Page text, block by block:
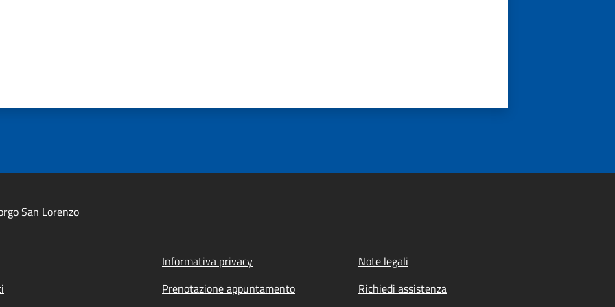
San Lorenzo
Informativa privacy
Note legali
Prenotazione appuntamento Richiedi assistenza